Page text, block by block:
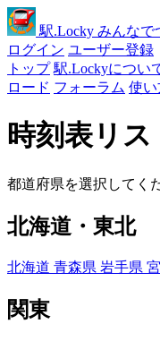
駅.Locky みんなで
ログイン ユーザー登録
トップ 駅.Lockyについ
ロード フォーラム 使い
時刻表リス
都道府県を選択してく
北海道・東北
北海道 青森県 岩手県
関東